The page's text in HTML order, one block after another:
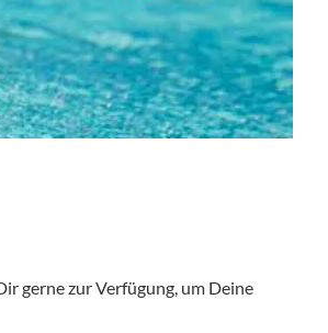
gerne zur Verfügung, um Deine